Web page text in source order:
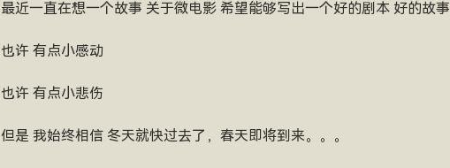
最近一直在想一个故事 关于微电影 希望能够写出一个好的剧本 好的故事
也许 有点小感动
也许 有点小悲伤
但是 我始终相信 冬天就快过去了，春天即将到来。。。